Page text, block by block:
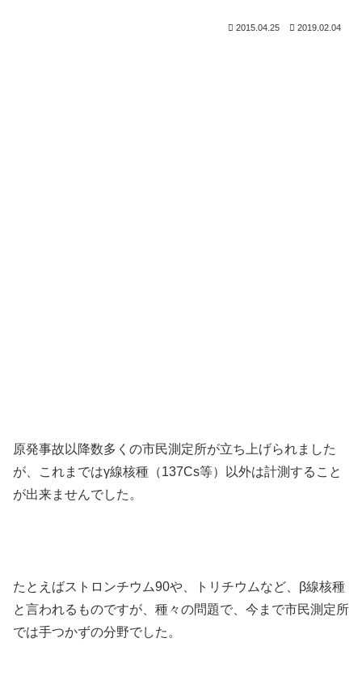
2015.04.25 2019.02.04
原発事故以降数多くの市民測定所が立ち上げられました
が、これまではγ線核種（137Cs等）以外は計測すること
が出来ませんでした。
たとえばストロンチウム90や、トリチウムなど、β線核種
と言われるものですが、種々の問題で、今まで市民測定所
では手つかずの分野でした。